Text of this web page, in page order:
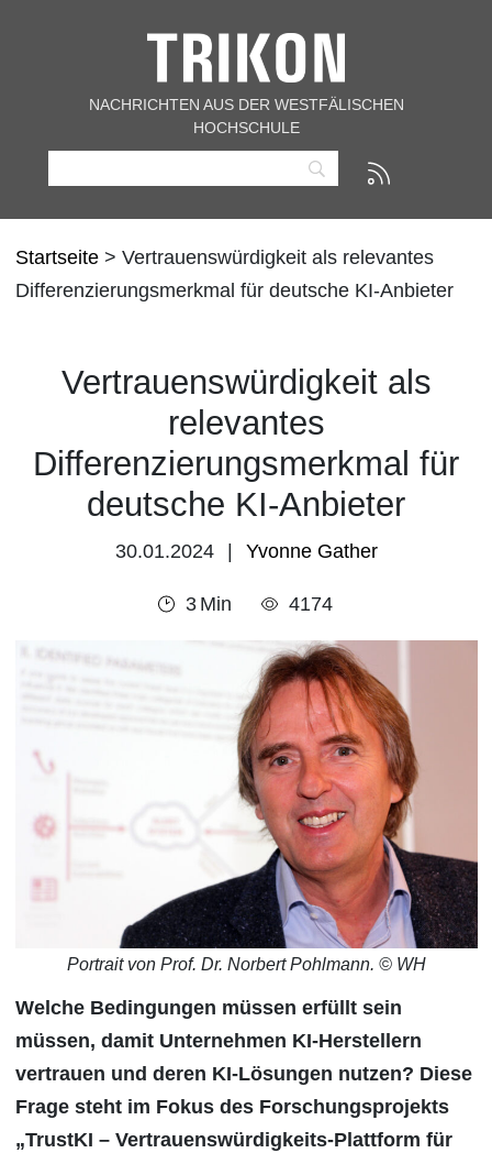
NACHRICHTEN AUS DER WESTFÄLISCHEN
HOCHSCHULE
Startseite > Vertrauenswürdigkeit als relevantes
Differenzierungsmerkmal für deutsche KI-Anbieter
Vertrauenswürdigkeit als
relevantes
Differenzierungsmerkmal für
deutsche KI-Anbieter
30.01.2024 Yvonne Gather
3 Min 4174
Portrait von Prof. Dr. Norbert Pohlmann. © WH
Welche Bedingungen müssen erfüllt sein
müssen, damit Unternehmen KI-Herstellern
vertrauen und deren KI-Lösungen nutzen? Diese
Frage steht im Fokus des Forschungsprojekts
„TrustKI – Vertrauenswürdigkeits-Plattform für